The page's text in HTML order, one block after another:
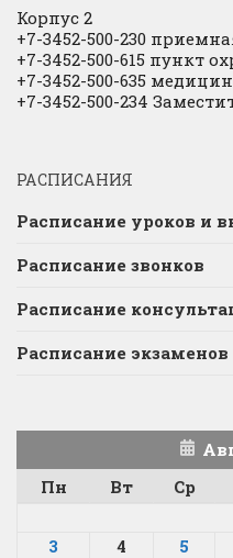
Корпус 2
+7-3452-500-230
+7-3452-500-615 пункт
+7-3452-500-635
+7-3452-500-234
РАСПИСАНИЯ
Расписание уроков и
Расписание звонков
Расписание
Расписание экзаменов
Пн
Вт Ср
3
4 5